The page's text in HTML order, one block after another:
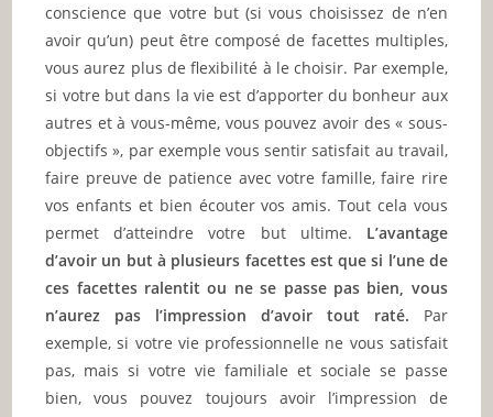
conscience que votre but (si vous choisissez de n’en
avoir qu’un) peut être composé de facettes multiples,
vous aurez plus de flexibilité à le choisir. Par exemple,
si votre but dans la vie est d’apporter du bonheur aux
autres et à vous-même, vous pouvez avoir des « sous-
objectifs », par exemple vous sentir satisfait au travail,
faire preuve de patience avec votre famille, faire rire
vos enfants et bien écouter vos amis. Tout cela vous
permet d’atteindre votre but ultime. L’avantage
d’avoir un but à plusieurs facettes est que si l’une de
ces facettes ralentit ou ne se passe pas bien, vous
n’aurez pas l’impression d’avoir tout raté. Par
exemple, si votre vie professionnelle ne vous satisfait
pas, mais si votre vie familiale et sociale se passe
bien, vous pouvez toujours avoir l’impression de